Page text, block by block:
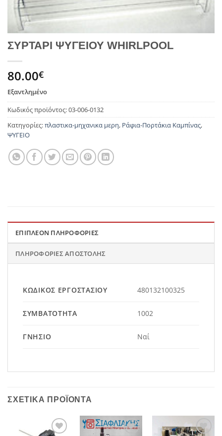
ΣΥΡΤΑΡΙ ΨΥΓΕΙΟΥ WHIRLPOOL
80.00€
Εξαντλημένο
Κωδικός προϊόντος:03-006-0132
Κατηγορίες:πλαστικα-μηχανικα μερη, Ράφια-Πορτάκια Καμπίνας,
ΨΥΓΕΙΟ
ΕΠΙΠΛΈΟΝ ΠΛΗΡΟΦΟΡΊΕΣ
ΠΛΗΡΟΦΟΡΊΕΣ ΑΠΟΣΤΟΛΉΣ
ΚΩΔΙΚΌΣ ΕΡΓΟΣΤΑΣΊΟΥ 480132100325
ΣΥΜΒΑΤΌΤΗΤΑ 1002
ΓΝΉΣΙΟ Ναί
ΣΧΕΤΙΚΆ ΠΡΟΪΌΝΤΑ